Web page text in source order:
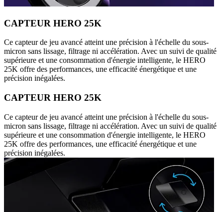
CAPTEUR HERO 25K
Ce capteur de jeu avancé atteint une précision à l'échelle du sous-
micron sans lissage, filtrage ni accélération. Avec un suivi de qualité
supérieure et une consommation d'énergie intelligente, le HERO
25K offre des performances, une efficacité énergétique et une
précision inégalées.
CAPTEUR HERO 25K
Ce capteur de jeu avancé atteint une précision à l'échelle du sous-
micron sans lissage, filtrage ni accélération. Avec un suivi de qualité
supérieure et une consommation d'énergie intelligente, le HERO
25K offre des performances, une efficacité énergétique et une
précision inégalées.